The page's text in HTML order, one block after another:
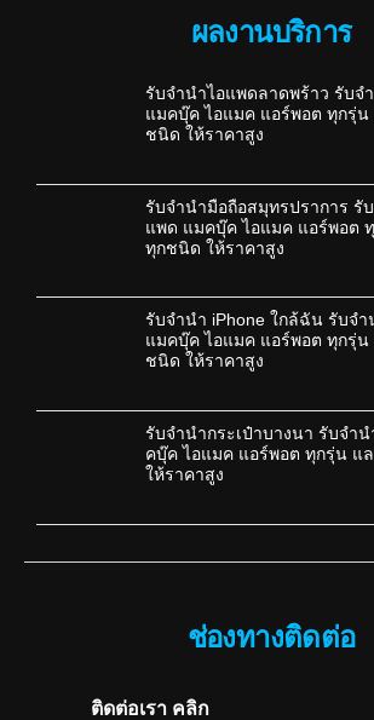
ผลงานบริการ
รับจำนำไอแพดลาดพร้าว รับจ
แมคบุ๊ค ไอแมค แอร์พอต ทุกรุ่
ชนิด ให้ราคาสูง
รับจำนำมือถือสมุทรปราการ รั
แพด แมคบุ๊ค ไอแมค แอร์พอต
ทุกชนิด ให้ราคาสูง
รับจำนำ iPhone ใกล้ฉัน รับจ
แมคบุ๊ค ไอแมค แอร์พอต ทุกรุ่
ชนิด ให้ราคาสูง
รับจำนำกระเป๋าบางนา รับจำ
คบุ๊ค ไอแมค แอร์พอต ทุกรุ่น แ
ให้ราคาสูง
ช่องทางติดต่อ
ติดต่อเรา คลิก